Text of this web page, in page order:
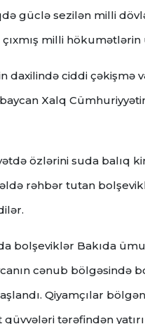
güclə sezilən milli
çıxmış milli
daxilində ciddi çəkişmə
Xalq
özlərini suda balıq
əldə rəhbər tutan
bolşeviklər Bakıda
cənub bölgəsində
Qiyamçılar
tərəfindən